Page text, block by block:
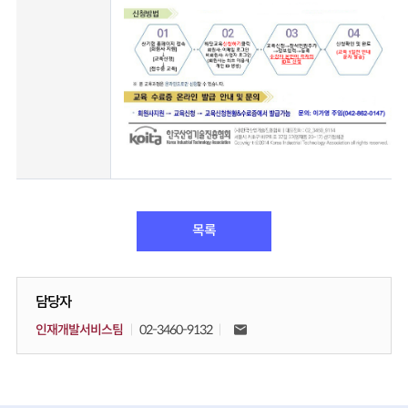
목록
담당자
인재개발서비스팀 02-3460-9132